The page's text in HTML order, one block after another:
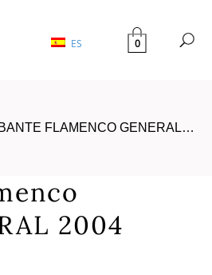
ES 0
FLAMENCO GENERAL…
2004